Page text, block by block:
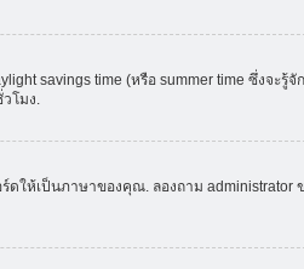
savings time (หรือ summer time ซึ่งจ
โมง.
ให้เป็นภาษาของคุณ. ลองถาม